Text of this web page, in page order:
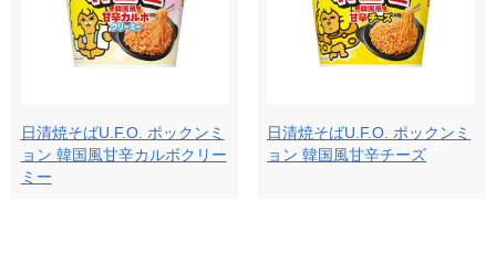
日清焼そばU.F.O. ポックンミ
ョン 韓国風甘辛カルボクリー
ミー
日清焼そばU.F.O. ポックンミ
ョン 韓国風甘辛チーズ